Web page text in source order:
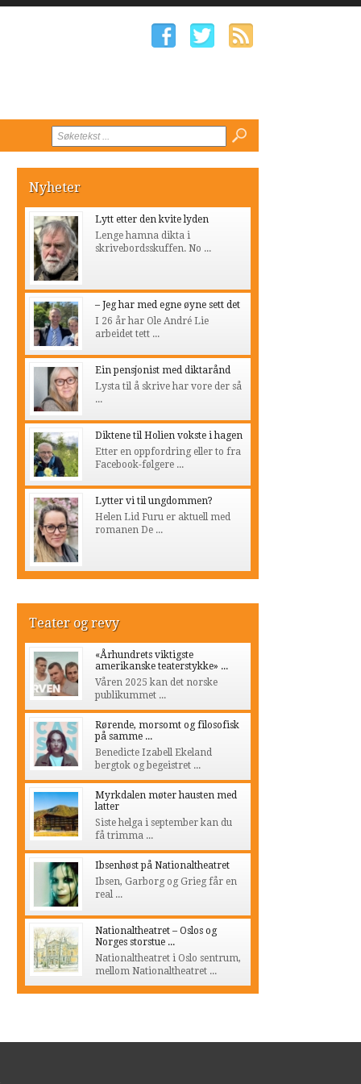
Nyheter
Lytt etter den kvite lyden
Lenge hamna dikta i
skrivebordsskuffen. No ...
– Jeg har med egne øyne sett det
I 26 år har Ole André Lie
arbeidet tett ...
Ein pensjonist med diktarånd
Lysta til å skrive har vore der så
...
Diktene til Holien vokste i hagen
Etter en oppfordring eller to fra
Facebook-følgere ...
Lytter vi til ungdommen?
Helen Lid Furu er aktuell med
romanen De ...
Teater og revy
«Århundrets viktigste
amerikanske teaterstykke» ...
Våren 2025 kan det norske
publikummet ...
Rørende, morsomt og filosofisk
på samme ...
Benedicte Izabell Ekeland
bergtok og begeistret ...
Myrkdalen møter hausten med
latter
Siste helga i september kan du
få trimma ...
Ibsenhøst på Nationaltheatret
Ibsen, Garborg og Grieg får en
real ...
Nationaltheatret – Oslos og
Norges storstue ...
Nationaltheatret i Oslo sentrum,
mellom Nationaltheatret ...